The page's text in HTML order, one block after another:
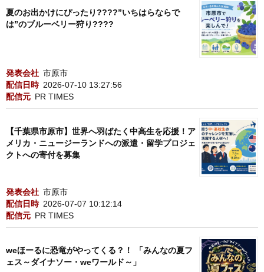
夏のお出かけにぴったり????”いちはらならで
は”のブルーベリー狩り????
発表会社 市原市
配信日時 2026-07-10 13:27:56
配信元 PR TIMES
【千葉県市原市】世界へ羽ばたく中高生を応援！ア
メリカ・ニュージーランドへの派遣・留学プロジェ
クトへの寄付を募集
発表会社 市原市
配信日時 2026-07-07 10:12:14
配信元 PR TIMES
weほーるに恐竜がやってくる？！ 「みんなの夏フ
ェス～ダイナソー・weワールド～」